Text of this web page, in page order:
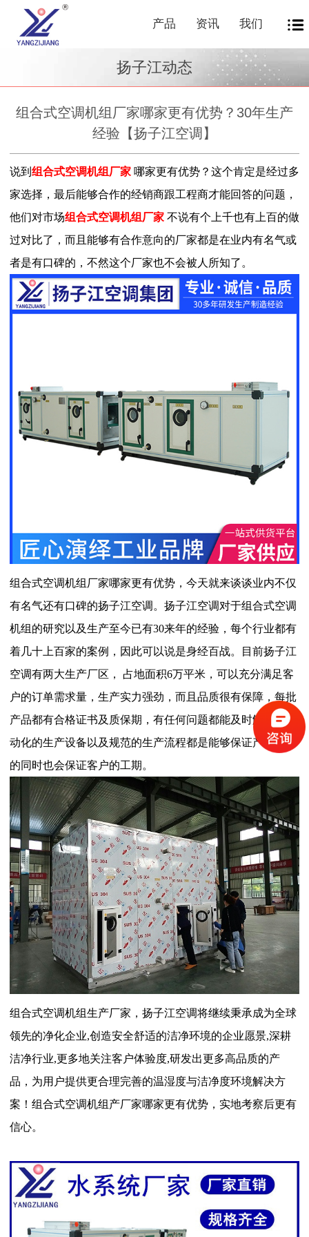
产品 资讯 我们
扬子江动态
组合式空调机组厂家哪家更有优势？30年生产
经验【扬子江空调】
说到 组合式空调机组厂家 哪家更有优势？ 这个肯定是经过多
家选择，最后能够合作的经销商跟工程商才能回答的问题，
他们对市场组合式空调机组厂家 不说有个上千也有上百的做
过对比了，而且能够有合作意向的厂家都是在业内有名气或
者是有口碑的，不然这个厂家也不会被人所知了。
组合式空调机组厂家哪家更有优势，今天就来谈谈业内不仅
有名气还有口碑的扬子江空调。扬子江空调对于组合式空调
机组的研究以及生产至今已有30来年的经验，每个行业都有
着几十上百家的案例，因此可以说是身经百战。目前扬子江
空调有两大生产厂区， 占地面积6万平米，可以充分满足客
户的订单需求量，生产实力强劲，而且品质很有保障，每批
产品都有合格证书及质保期，有任何问题都能及时解决。自
动化的生产设备以及规范的生产流程都是能够保证产品质量
的同时也会保证客户的工期。
组合式空调机组生产厂家，扬子江空调将继续秉承成为全球
领先的净化企业,创造安全舒适的洁净环境的企业愿景,深耕
洁净行业,更多地关注客户体验度,研发出更多高品质的产
品，为用户提供更合理完善的温湿度与洁净度环境解决方
案！组合式空调机组产厂家哪家更有优势，实地考察后更有
信心。